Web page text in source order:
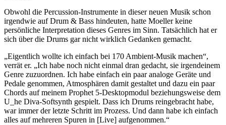
Obwohl die Percussion-Instrumente in dieser neuen Musik schon
irgendwie auf Drum & Bass hindeuten, hatte Moeller keine
persönliche Interpretation dieses Genres im Sinn. Tatsächlich hat er
sich über die Drums gar nicht wirklich Gedanken gemacht.
„Eigentlich wollte ich einfach bei 170 Ambient-Musik machen“,
verrät er. „Ich habe noch nicht einmal dran gedacht, sie irgendeinem
Genre zuzuordnen. Ich habe einfach ein paar analoge Geräte und
Pedale genommen, Atmosphären damit gestaltet und dazu ein paar
Chords auf meinem Prophet 5-Desktopmodul beziehungsweise dem
U_he Diva-Softsynth gespielt. Dass ich Drums reingebracht habe,
war immer der letzte Schritt im Prozess. Und dann habe ich einfach
alles auf mehreren Spuren in [Live] aufgenommen.“